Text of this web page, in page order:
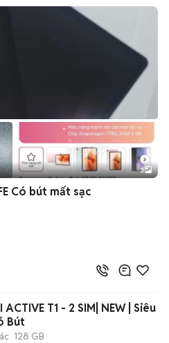
3
Có bút mất sạc
ACTIVE T1 - 2 SIM| NEW | Siêu
Bút
128 GB